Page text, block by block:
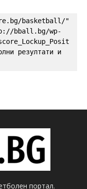
basketball/"
bball.bg/wp-
резултати и
портал.